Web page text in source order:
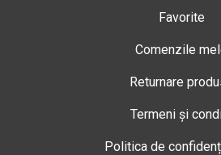
Favorite
Comenzile
Returnare
Termeni și
Politica de